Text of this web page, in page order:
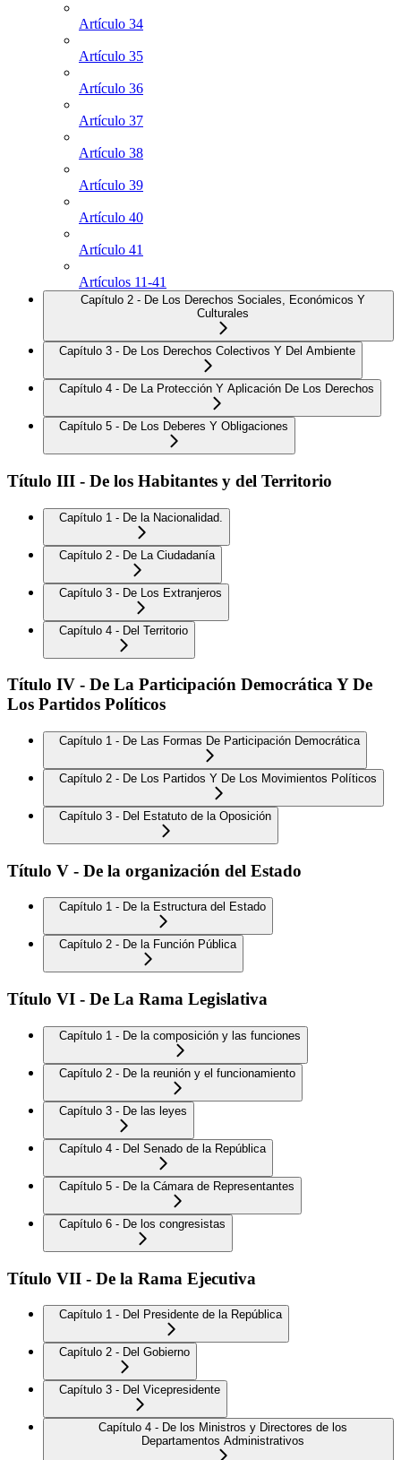
Artículo 34
Artículo 35
Artículo 36
Artículo 37
Artículo 38
Artículo 39
Artículo 40
Artículo 41
Artículos 11-41
Capítulo 2 - De Los Derechos Sociales, Económicos Y
Culturales
Capítulo 3 - De Los Derechos Colectivos Y Del Ambiente
Capítulo 4 - De La Protección Y Aplicación De Los Derechos
Capítulo 5 - De Los Deberes Y Obligaciones
Título III - De los Habitantes y del Territorio
Capítulo 1 - De la Nacionalidad.
Capítulo 2 - De La Ciudadanía
Capítulo 3 - De Los Extranjeros
Capítulo 4 - Del Territorio
Título IV - De La Participación Democrática Y De
Los Partidos Políticos
Capítulo 1 - De Las Formas De Participación Democrática
Capítulo 2 - De Los Partidos Y De Los Movimientos Políticos
Capítulo 3 - Del Estatuto de la Oposición
Título V - De la organización del Estado
Capítulo 1 - De la Estructura del Estado
Capítulo 2 - De la Función Pública
Título VI - De La Rama Legislativa
Capítulo 1 - De la composición y las funciones
Capítulo 2 - De la reunión y el funcionamiento
Capítulo 3 - De las leyes
Capítulo 4 - Del Senado de la República
Capítulo 5 - De la Cámara de Representantes
Capítulo 6 - De los congresistas
Título VII - De la Rama Ejecutiva
Capítulo 1 - Del Presidente de la República
Capítulo 2 - Del Gobierno
Capítulo 3 - Del Vicepresidente
Capítulo 4 - De los Ministros y Directores de los
Departamentos Administrativos